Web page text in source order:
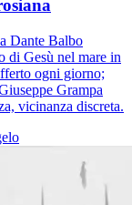
Dante Balbo
di Gesù nel mare in
ogni giorno;
Grampa
vicinanza discreta.